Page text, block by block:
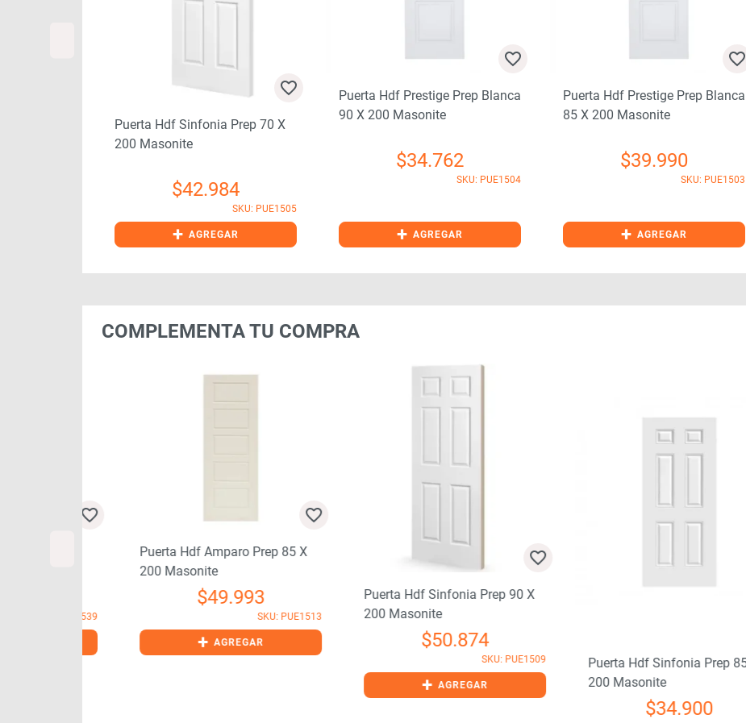
Puerta Hdf Sinfonia Prep 70 X
200 Masonite
$42.984
SKU: PUE1505
+ AGREGAR
Puerta Hdf Prestige Prep Blanca
90 X 200 Masonite
$34.762
SKU: PUE1504
+ AGREGAR
Puerta Hdf Prestige Prep Blanca
85 X 200 Masonite
$39.990
SKU: PUE1503
+ AGREGAR
COMPLEMENTA TU COMPRA
Puerta Hdf Amparo Prep 85 X
200 Masonite
49.993
SKU: PUE1513
AGREGAR
Puerta Hdf Sinfonia Prep 90 X
200 Masonite
50.874
SKU: PUE1509
AGREGAR
Puerta Hdf Sinfonia Prep 85 X
200 Masonite
34.900